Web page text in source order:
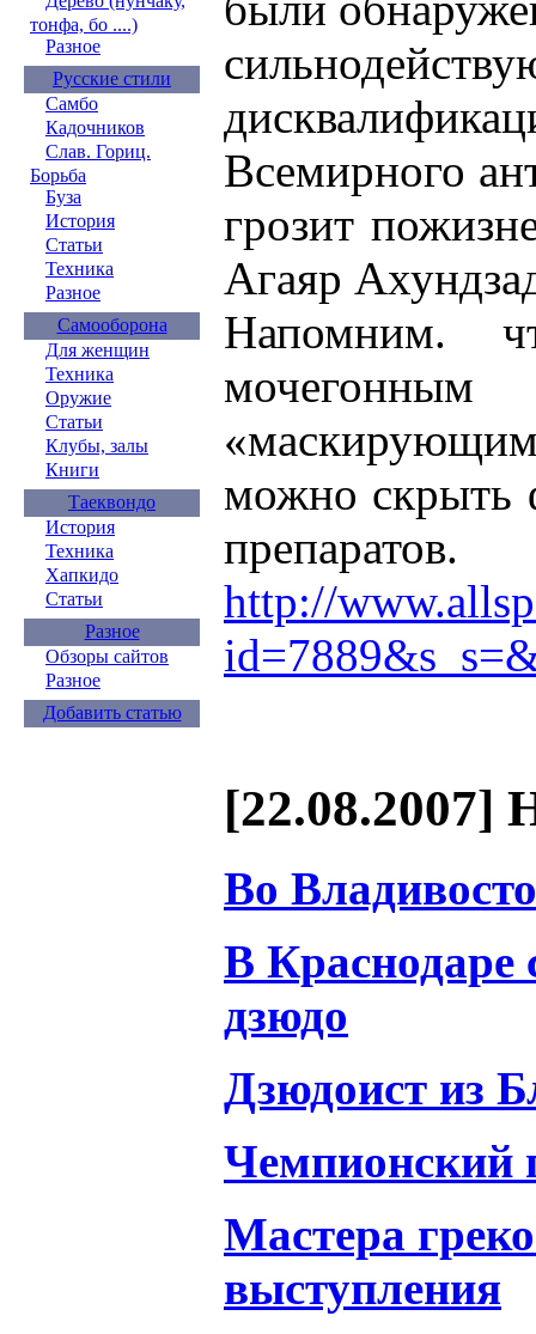
тонфа, бо ....)
Разное
Русские стили
Самбо
Кадочников
Слав. Гориц.
Борьба
Буза
История
Статьи
Техника
Разное
Самооборона
Для женщин
Техника
Оружие
Статьи
Клубы, залы
Книги
Таеквондо
История
Техника
Хапкидо
Статьи
Разное
Обзоры сайтов
Разное
Добавить статью
Всемирного
грозит
Агаяр
Напомним.
можно скрыть
препаратов.
http://
[22.08.2007]
Во
В Краснодаре
дзюдо
Дзюдоист из
Чемпионский
Мастера
выступления